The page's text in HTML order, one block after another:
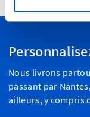
Nous livrons
passant par
ailleurs, y compris